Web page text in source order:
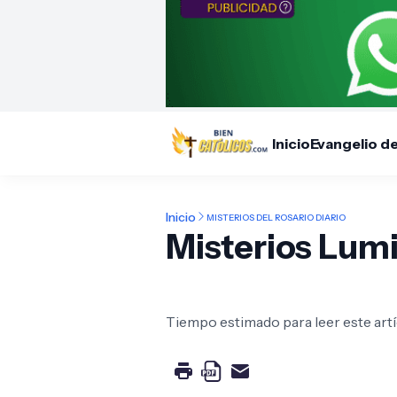
InicioEvangelio
Inicio MISTERIOS DEL ROSARIO DIARIO
Misterios
Tiempo estimado para leer este